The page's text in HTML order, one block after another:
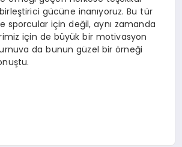
gücüne inanıyoruz. Bu tür
sporcular için değil, aynı zamanda
için de büyük bir motivasyon
da bunun güzel bir örneği